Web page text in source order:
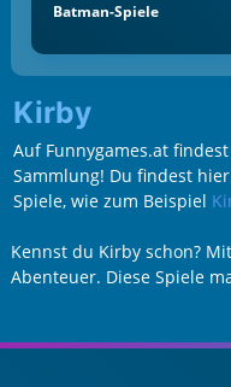
Batman-Spiele
Kirby
Auf Funnygames.at
Sammlung! Du findest
Spiele, wie zum Beispiel
Kennst du Kirby schon?
Abenteuer. Diese Spiele